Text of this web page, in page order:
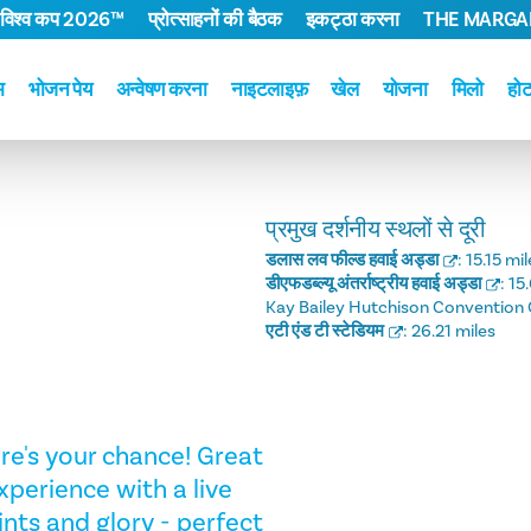
भोजन पेय अन्वेषण करना नाइटलाइफ़ खेल योजना मिलो
कप 2026™ प्रोत्साहनों की बैठक इकट्ठा करना THE
your chance! Great
with a live
and glory - perfect
प्रमुख दर्शनीय स्थलों से दूरी
डलास लव फील्ड हवाई अड्डा : 15.15
डीएफडब्ल्यू अंतर्राष्ट्रीय हवाई अड्डा
:
Kay Bailey Hutchison
एटी एंड टी स्टेडियम
: 26.21 miles